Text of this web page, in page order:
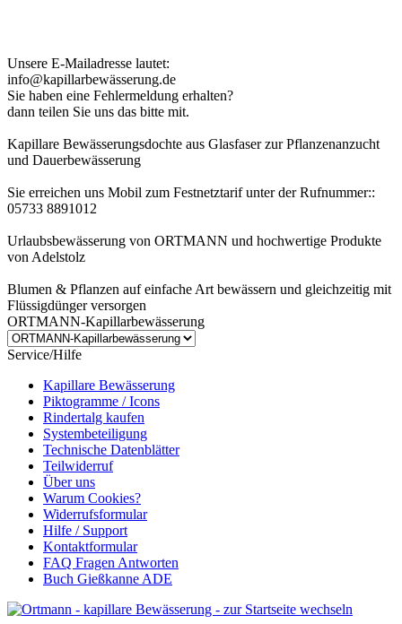
Unsere E-Mailadresse lautet:
info@kapillarbewässerung.de
Sie haben eine Fehlermeldung erhalten?
dann teilen Sie uns das bitte mit.
Kapillare Bewässerungsdochte aus Glasfaser zur Pflanzenanzucht
und Dauerbewässerung
Sie erreichen uns Mobil zum Festnetztarif unter der Rufnummer::
05733 8891012
Urlaubsbewässerung von ORTMANN und hochwertige Produkte
von Adelstolz
Blumen & Pflanzen auf einfache Art bewässern und gleichzeitig mit
Flüssigdünger versorgen
ORTMANN-Kapillarbewässerung
Service/Hilfe
Kapillare Bewässerung
Piktogramme / Icons
Rindertalg kaufen
Systembeteiligung
Technische Datenblätter
Teilwiderruf
Über uns
Warum Cookies?
Widerrufsformular
Hilfe / Support
Kontaktformular
FAQ Fragen Antworten
Buch Gießkanne ADE